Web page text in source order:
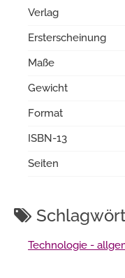
Verlag
Ersterscheinung
Maße
Gewicht
Format
ISBN-13
Seiten
Technologie -